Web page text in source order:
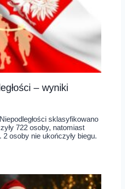
– wyniki
sklasyfikowano
722 osoby, natomiast
osoby nie ukończyły biegu.